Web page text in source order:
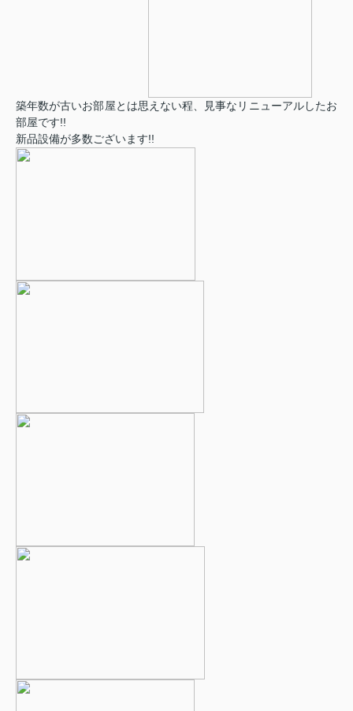
築年数が古いお部屋とは思えない程、見事なリニューアルしたお
部屋です!!
新品設備が多数ございます!!